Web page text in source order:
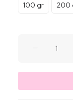
100 gr 200